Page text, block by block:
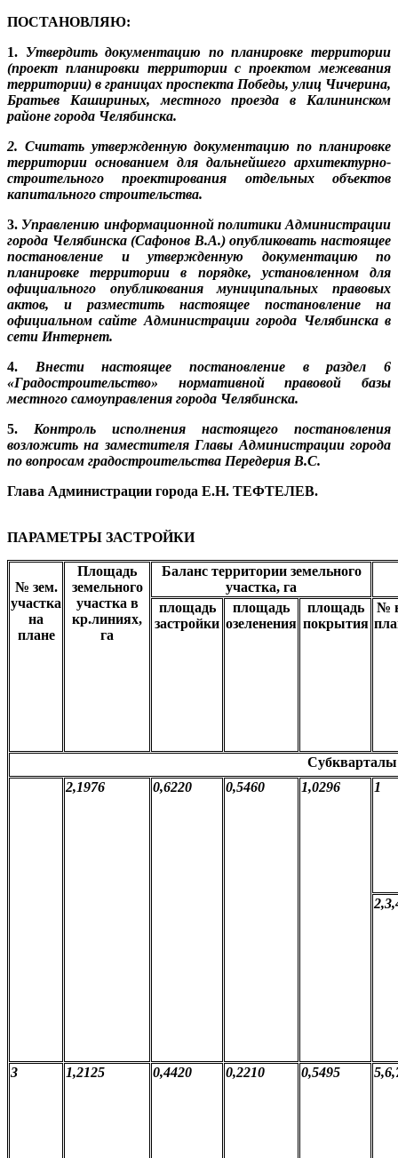
ПОСТАНОВЛЯЮ:
1. Утвердить документацию по планировке территории
(проект планировки территории с проектом межевания
территории) в границах проспекта Победы, улиц Чичерина,
Братьев Кашириных, местного проезда в Калининском
районе города Челябинска.
2. Считать утвержденную документацию по планировке
территории основанием для дальнейшего архитектурно-
строительного проектирования отдельных объектов
капитального строительства.
3. Управлению информационной политики Администрации
города Челябинска (Сафонов В.А.) опубликовать настоящее
постановление и утвержденную документацию по
планировке территории в порядке, установленном для
официального опубликования муниципальных правовых
актов, и разместить настоящее постановление на
официальном сайте Администрации города Челябинска в
сети Интернет.
4. Внести настоящее постановление в раздел 6
«Градостроительство» нормативной правовой базы
местного самоуправления города Челябинска.
5. Контроль исполнения настоящего постановления
возложить на заместителя Главы Администрации города
по вопросам градостроительства Передерия В.С.
Глава Администрации города Е.Н. ТЕФТЕЛЕВ.
ПАРАМЕТРЫ ЗАСТРОЙКИ
№ зем.
участка
на
плане
Площадь
земельного
участка в
кр.линиях,
га
Баланс территории земельного
участка, га
площадь
застройки
площадь
озеленения
площадь
покрытия
№
2,1976
0,6220 0,5460 1,0296 1
3 1,2125 0,4420 0,2210 0,5495